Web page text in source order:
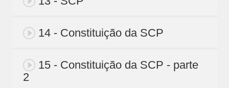
14 - Constituição da SCP
15 - Constituição da SCP - parte
2